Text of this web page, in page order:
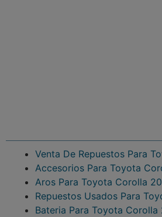
Venta De Repuestos Para
Accesorios Para Toyota
Aros Para Toyota Corolla
Repuestos Usados Para
Bateria Para Toyota Corolla